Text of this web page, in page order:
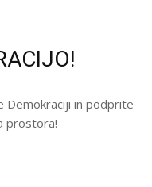
Demokraciji in podprite
prostora!